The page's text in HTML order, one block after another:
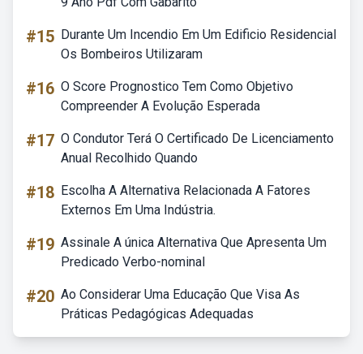
#15 Durante Um Incendio Em Um Edificio Residencial
Os Bombeiros Utilizaram
#16 O Score Prognostico Tem Como Objetivo
Compreender A Evolução Esperada
#17 O Condutor Terá O Certificado De Licenciamento
Anual Recolhido Quando
#18 Escolha A Alternativa Relacionada A Fatores
Externos Em Uma Indústria.
#19 Assinale A única Alternativa Que Apresenta Um
Predicado Verbo-nominal
#20 Ao Considerar Uma Educação Que Visa As
Práticas Pedagógicas Adequadas